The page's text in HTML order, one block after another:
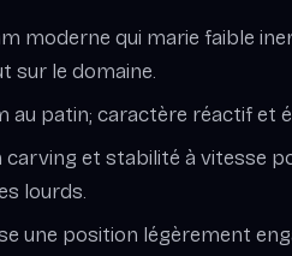
moderne qui marie faible
sur le domaine.
au patin; caractère réactif et
carving et stabilité à vitesse
lourds.
une position légèrement